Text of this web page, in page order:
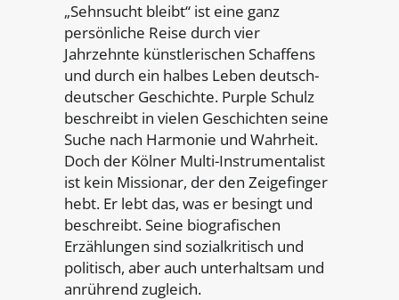
„Sehnsucht bleibt“ ist eine ganz
persönliche Reise durch vier
Jahrzehnte künstlerischen Schaffens
und durch ein halbes Leben deutsch-
deutscher Geschichte. Purple Schulz
beschreibt in vielen Geschichten seine
Suche nach Harmonie und Wahrheit.
Doch der Kölner Multi-Instrumentalist
ist kein Missionar, der den Zeigefinger
hebt. Er lebt das, was er besingt und
beschreibt. Seine biografischen
Erzählungen sind sozialkritisch und
politisch, aber auch unterhaltsam und
anrührend zugleich.